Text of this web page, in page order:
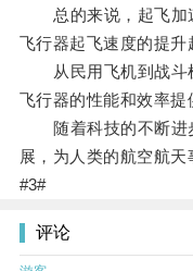
总的来说，起飞加
飞行器起飞速度的提升
从民用飞机到战斗
飞行器的性能和效率提
随着科技的不断进
展，为人类的航空航天
#3#
评论